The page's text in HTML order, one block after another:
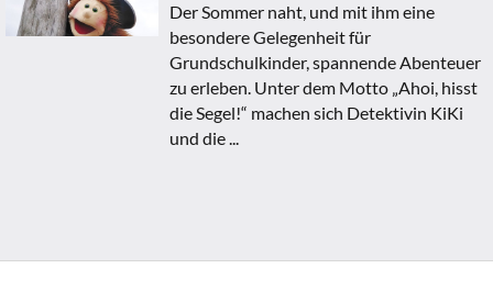
Der Sommer naht, und mit ihm eine
besondere Gelegenheit für
Grundschulkinder, spannende Abenteuer
zu erleben. Unter dem Motto „Ahoi, hisst
die Segel!“ machen sich Detektivin KiKi
und die ...